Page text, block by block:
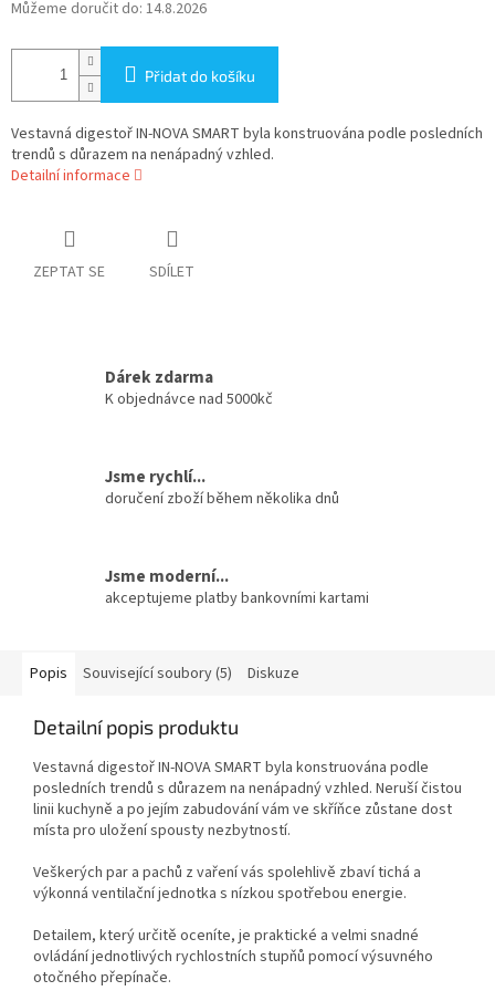
Můžeme doručit do: 14.8.2026
Přidat do košíku
Vestavná digestoř IN-NOVA SMART byla konstruována podle posledních
trendů s důrazem na nenápadný vzhled.
Detailní informace
ZEPTAT SE SDÍLET
Dárek zdarma
K objednávce nad 5000kč
Jsme rychlí...
doručení zboží během několika dnů
Jsme moderní...
akceptujeme platby bankovními kartami
Popis Související soubory (5) Diskuze
Detailní popis produktu
Vestavná digestoř IN-NOVA SMART byla konstruována podle
posledních trendů s důrazem na nenápadný vzhled. Neruší čistou
linii kuchyně a po jejím zabudování vám ve skříňce zůstane dost
místa pro uložení spousty nezbytností.
Veškerých par a pachů z vaření vás spolehlivě zbaví tichá a
výkonná ventilační jednotka s nízkou spotřebou energie.
Detailem, který určitě oceníte, je praktické a velmi snadné
ovládání jednotlivých rychlostních stupňů pomocí výsuvného
otočného přepínače.